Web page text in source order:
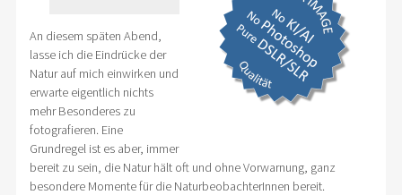
An diesem späten Abend,
lasse ich die Eindrücke der
Natur auf mich einwirken und
erwarte eigentlich nichts
mehr Besonderes zu
fotografieren. Eine
Grundregel ist es aber, immer
bereit zu sein, die Natur hält oft und ohne Vorwarnung, ganz
besondere Momente für die NaturbeobachterInnen bereit.